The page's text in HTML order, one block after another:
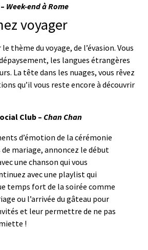
Week-end à Rome
voyager
thème du voyage, de l’évasion. Vous
les langues étrangères
La tête dans les nuages, vous rêvez
qu’il vous reste encore à découvrir
Club – Chan Chan
d’émotion de la cérémonie
de mariage, annoncez le début
une chanson qui vous
avec une playlist qui
temps fort de la soirée comme
ou l’arrivée du gâteau pour
et leur permettre de ne pas
!